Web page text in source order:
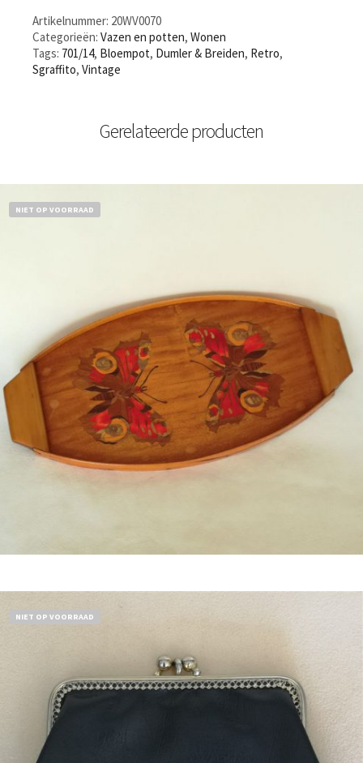
Artikelnummer: 20WV0070
Categorieën: Vazen en potten, Wonen
Tags: 701/14, Bloempot, Dumler & Breiden, Retro,
Sgraffito, Vintage
Gerelateerde producten
NIET OP VOORRAAD
NIET OP VOORRAAD